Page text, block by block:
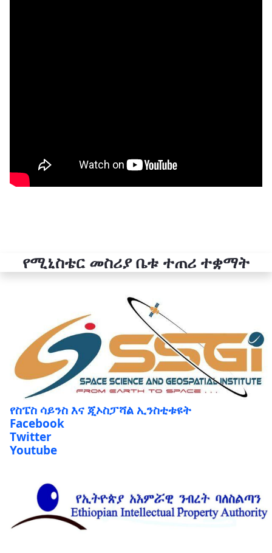
የሚኒስቴር መስሪያ ቤቱ ተጠሪ ተቋማት
የስፔስ ሳይንስ እና ጂኦስፓሻል ኢንስቲቱዩት
Facebook
Twitter
Youtube